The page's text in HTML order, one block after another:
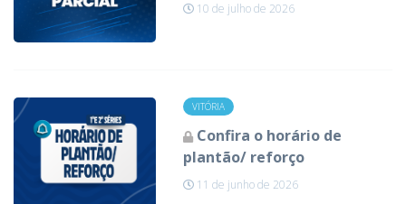
10 de julho de 2026
VITÓRIA
Confira o horário de
plantão/ reforço
11 de junho de 2026